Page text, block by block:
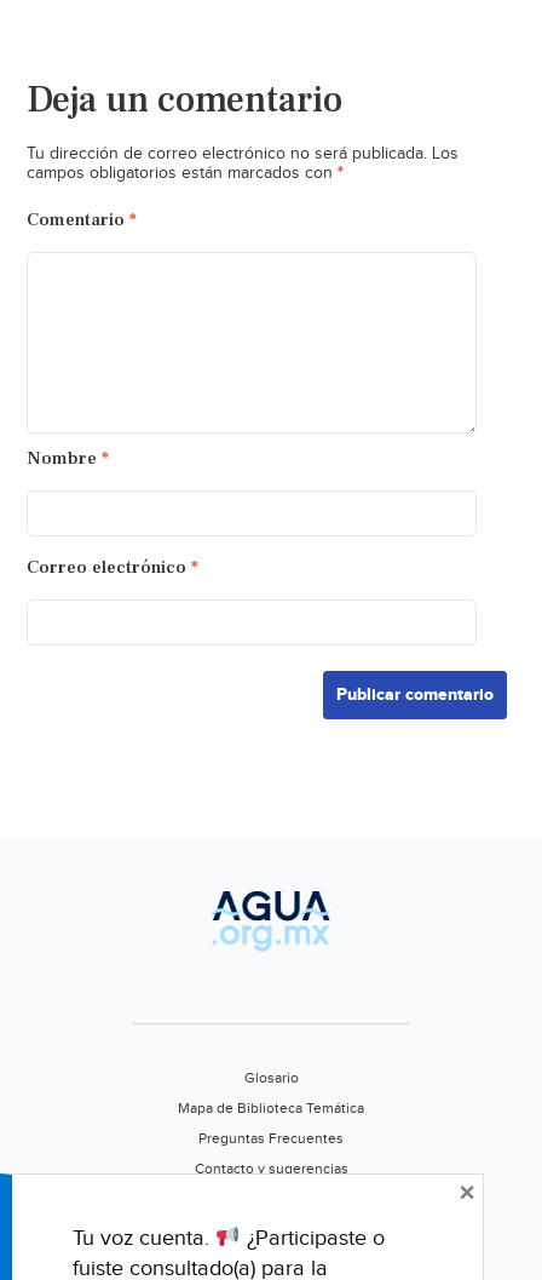
Deja un comentario
Tu dirección de correo electrónico no será publicada. Los
campos obligatorios están marcados con *
Comentario *
Nombre *
Correo electrónico *
Glosario
Mapa de Biblioteca Temática
Preguntas Frecuentes
Contacto y sugerencias
Califica este portal
Tu voz cuenta.
¿Participaste o
fuiste consultado(a) para la
×